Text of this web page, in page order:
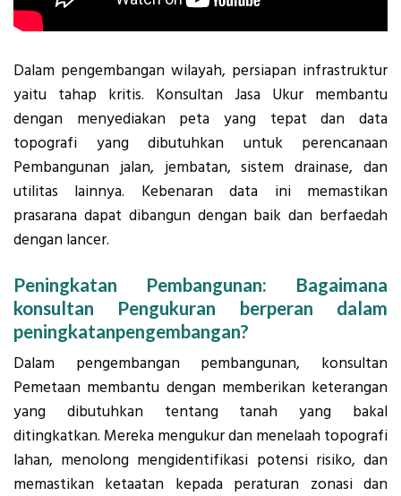
Dalam pengembangan wilayah, persiapan infrastruktur
yaitu tahap kritis. Konsultan Jasa Ukur membantu
dengan menyediakan peta yang tepat dan data
topografi yang dibutuhkan untuk perencanaan
Pembangunan jalan, jembatan, sistem drainase, dan
utilitas lainnya. Kebenaran data ini memastikan
prasarana dapat dibangun dengan baik dan berfaedah
dengan lancer.
Peningkatan Pembangunan: Bagaimana
konsultan Pengukuran berperan dalam
peningkatanpengembangan?
Dalam pengembangan pembangunan, konsultan
Pemetaan membantu dengan memberikan keterangan
yang dibutuhkan tentang tanah yang bakal
ditingkatkan. Mereka mengukur dan menelaah topografi
lahan, menolong mengidentifikasi potensi risiko, dan
memastikan ketaatan kepada peraturan zonasi dan